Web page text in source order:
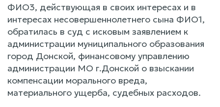
ФИО3, действующая в своих интересах и в
интересах несовершеннолетнего сына ФИО1,
обратилась в суд с исковым заявлением к
администрации муниципального образования
город Донской, финансовому управлению
администрации МО г.Донской о взыскании
компенсации морального вреда,
материального ущерба, судебных расходов.